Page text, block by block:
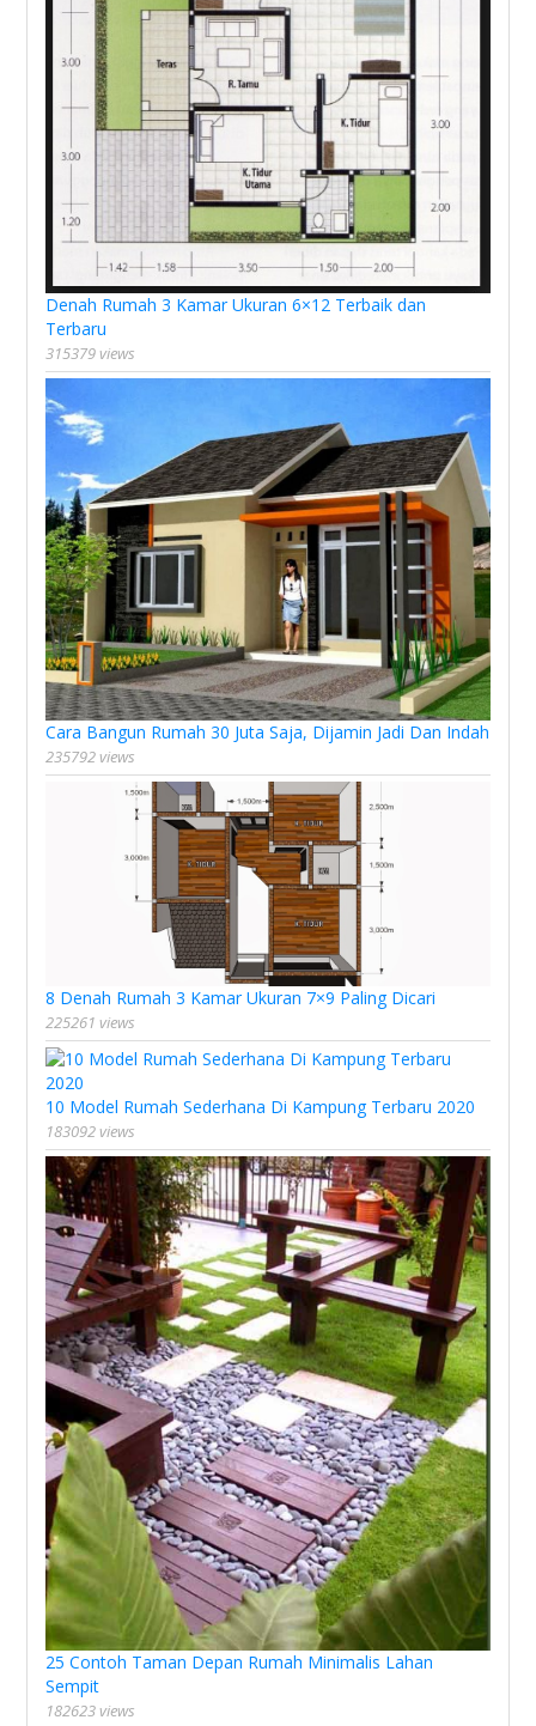
Denah Rumah 3 Kamar Ukuran 6×12 Terbaik dan
Terbaru
315379 views
Cara Bangun Rumah 30 Juta Saja, Dijamin Jadi Dan Indah
235792 views
8 Denah Rumah 3 Kamar Ukuran 7×9 Paling Dicari
225261 views
10 Model Rumah Sederhana Di Kampung Terbaru 2020
183092 views
25 Contoh Taman Depan Rumah Minimalis Lahan
Sempit
182623 views